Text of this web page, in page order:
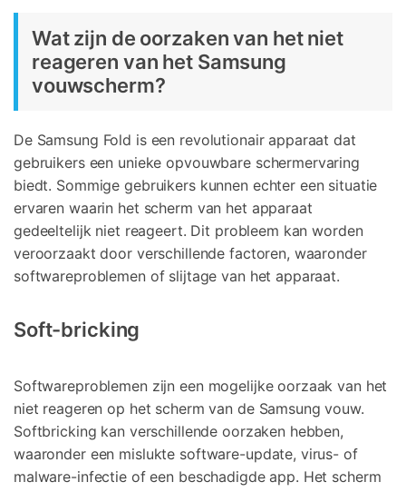
Wat zijn de oorzaken van het niet
reageren van het Samsung
vouwscherm?
De Samsung Fold is een revolutionair apparaat dat
gebruikers een unieke opvouwbare schermervaring
biedt. Sommige gebruikers kunnen echter een situatie
ervaren waarin het scherm van het apparaat
gedeeltelijk niet reageert. Dit probleem kan worden
veroorzaakt door verschillende factoren, waaronder
softwareproblemen of slijtage van het apparaat.
Soft-bricking
Softwareproblemen zijn een mogelijke oorzaak van het
niet reageren op het scherm van de Samsung vouw.
Softbricking kan verschillende oorzaken hebben,
waaronder een mislukte software-update, virus- of
malware-infectie of een beschadigde app. Het scherm